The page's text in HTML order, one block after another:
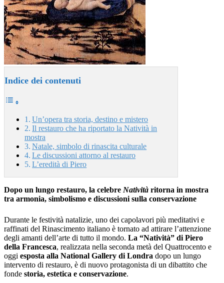
Indice dei contenuti
Un’opera tra storia, destino e mistero
Il restauro che ha riportato la Natività in
mostra
Natale, simbolo di rinascita culturale
Le discussioni attorno al restauro
L’eredità di Piero
Dopo un lungo restauro, la celebre Natività ritorna in mostra
tra armonia, simbolismo e discussioni sulla conservazione
Durante le festività natalizie, uno dei capolavori più meditativi e
raffinati del Rinascimento italiano è tornato ad attirare l’attenzione
degli amanti dell’arte di tutto il mondo. La “Natività” di Piero
della Francesca, realizzata nella seconda metà del Quattrocento e
oggi esposta alla National Gallery di Londra dopo un lungo
intervento di restauro, è di nuovo protagonista di un dibattito che
fonde storia, estetica e conservazione.